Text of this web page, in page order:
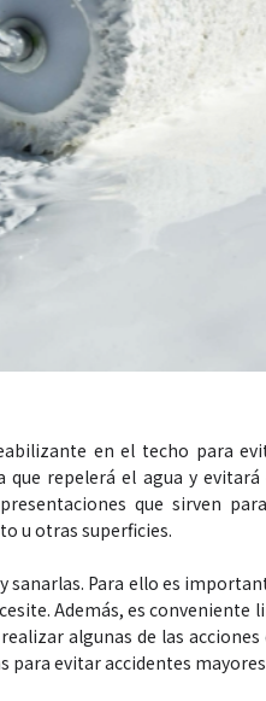
en el techo para
que repelerá el agua y
que sirven
u otras superficies.
sanarlas. Para ello es
Además, es
realizar algunas de las
para evitar accidentes